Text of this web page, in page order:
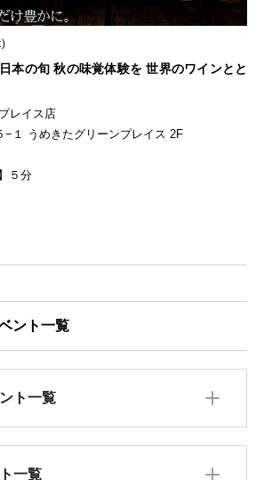
)
本の旬 秋の味覚体験を 世界のワインとと
レイス店
−１ うめきたグリーンプレイス 2F
５分
ント一覧
ト一覧
一覧